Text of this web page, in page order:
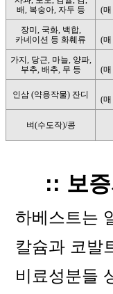
배, 복숭아, 자두 등
(매
장미, 국화, 백합,
카네이션 등 화훼류
(매
가지, 당근, 마늘, 양파,
부추, 배추, 무 등
(매
인삼 (약용작물) 잔디
(매
벼(수도작)/콩
:: 보
하베스트는
칼슘과 코발
비료성분들